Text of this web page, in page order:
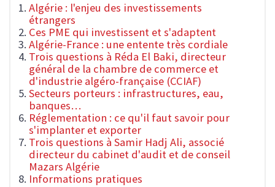
Algérie : l'enjeu des investissements
étrangers
Ces PME qui investissent et s'adaptent
Algérie-France : une entente très cordiale
Trois questions à Réda El Baki, directeur
général de la chambre de commerce et
d'industrie algéro-française (CCIAF)
Secteurs porteurs : infrastructures, eau,
banques…
Réglementation : ce qu'il faut savoir pour
s'implanter et exporter
Trois questions à Samir Hadj Ali, associé
directeur du cabinet d'audit et de conseil
Mazars Algérie
Informations pratiques